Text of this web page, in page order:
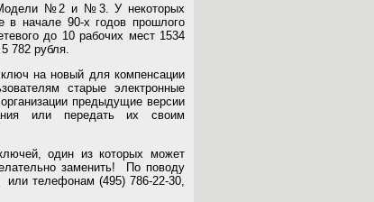
№2 и №3. У некоторых
в начале 90-х годов прошлого
до 10 рабочих мест 1534
782 рубля.
на новый для компенсации
старые электронные
предыдущие версии
или передать их своим
один из которых может
заменить! По поводу
или телефонам (495) 786-22-30,